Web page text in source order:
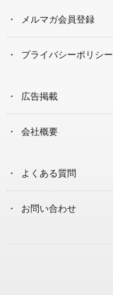
メルマガ会員登録
プライバシーポリシー
広告掲載
会社概要
よくある質問
お問い合わせ